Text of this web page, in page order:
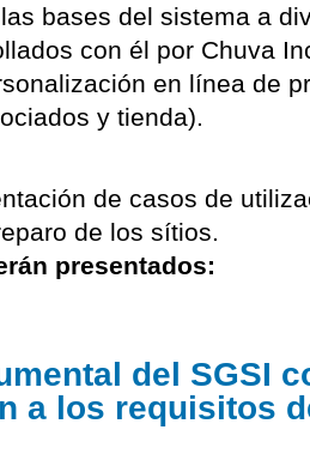
bases del sistema a
con él por Chuva
en línea de
y tienda).
de casos de
de los sítios.
presentados:
del SGSI
a los requisitos